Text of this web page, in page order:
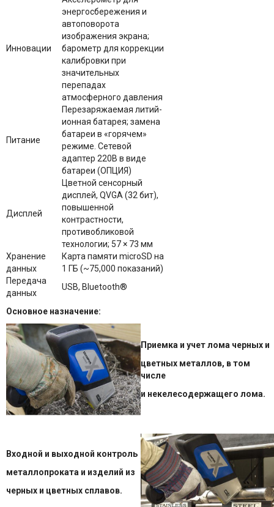
Инновации
энергосбережения и
автоповорота
изображения экрана;
барометр для коррекции
калибровки при
значительных
перепадах
атмосферного давления
Питание
Перезаряжаемая литий-
ионная батарея; замена
батареи в «горячем»
режиме. Сетевой
адаптер 220B в виде
батареи (ОПЦИЯ)
Дисплей
Цветной сенсорный
дисплей, QVGA (32 бит),
повышенной
контрастности,
противобликовой
технологии; 57 × 73 мм
Хранение
данных
Карта памяти microSD на
1 ГБ (~75,000 показаний)
Передача
данных
USB, Bluetooth®
Основное назначение:
Приемка и учет лома черных и
цветных металлов, в том
числе
и некелесодержащего лома.
Входной и выходной контроль
металлопроката и изделий из
черных и цветных сплавов.